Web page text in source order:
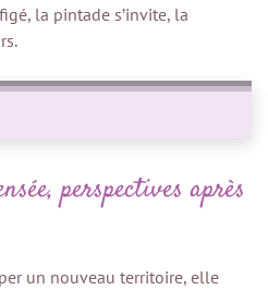
la pintade s’invite, la
perspectives après
un nouveau territoire, elle